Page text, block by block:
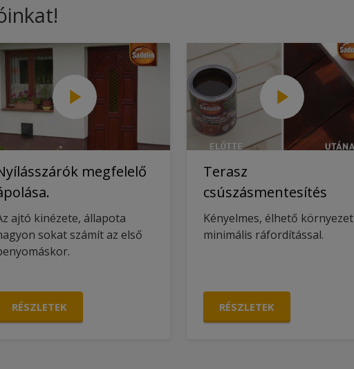
megfelelő
ajtó kinézete, állapota
sokat számít az első
RÉSZLETEK
Terasz
csúszásmentesítés
Kényelmes, élhető környezet
minimális ráfordítással.
RÉSZLETEK